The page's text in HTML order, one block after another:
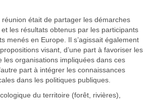
réunion était de partager les démarches
les résultats obtenus par les participants
menés en Europe. Il s’agissait également
visant, d’une part à favoriser les
les organisations impliquées dans ces
part à intégrer les connaissances
dans les politiques publiques.
du territoire (forêt, rivières),